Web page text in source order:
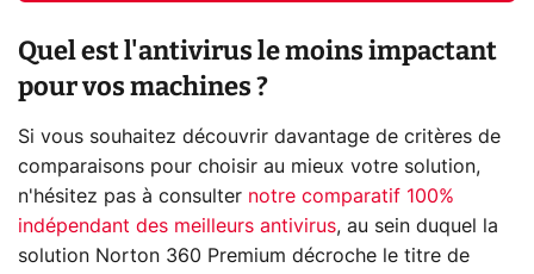
Quel est l'antivirus le moins impactant
pour vos machines ?
Si vous souhaitez découvrir davantage de critères de
comparaisons pour choisir au mieux votre solution,
n'hésitez pas à consulter notre comparatif 100%
indépendant des meilleurs antivirus, au sein duquel la
solution Norton 360 Premium décroche le titre de